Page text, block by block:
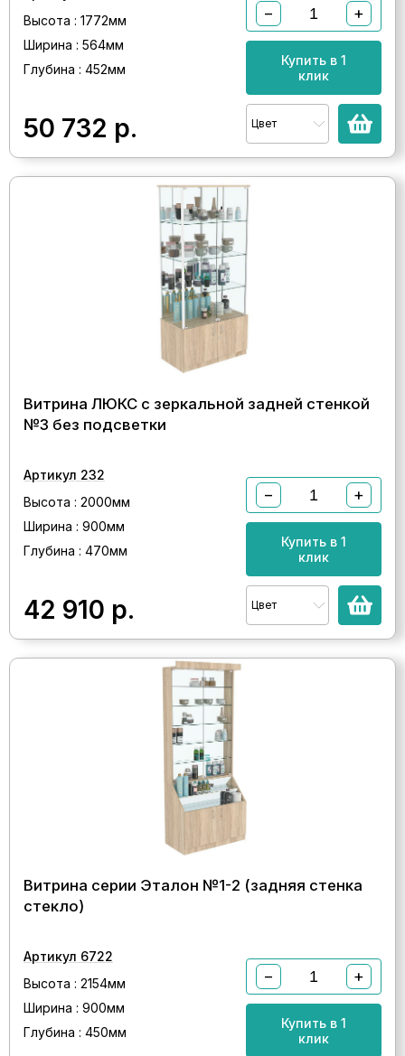
Высота : 1772мм
Ширина : 564мм
Глубина : 452мм
50 732 р.
− +
Купить в 1
клик
Цвет
Витрина ЛЮКС с зеркальной задней стенкой
№3 без подсветки
Артикул 232
Высота : 2000мм
Ширина : 900мм
Глубина : 470мм
42 910 р.
− +
Купить в 1
клик
Цвет
Витрина серии Эталон №1-2 (задняя стенка
стекло)
Артикул 6722
Высота : 2154мм
Ширина : 900мм
Глубина : 450мм
− +
Купить в 1
клик